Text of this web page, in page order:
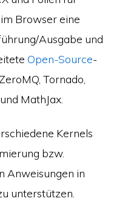
Browser eine
Ausgabe und
Open-Source-
Tornado,
MathJax.
Kernels
bzw.
Anweisungen in
unterstützen.